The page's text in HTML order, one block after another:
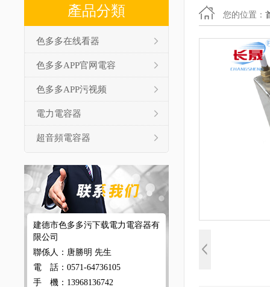
產品分類
色多多在线看器
色多多APP官网電容
色多多APP污视频
電力電容器
超音頻電容器
建德市色多多污下载電力電容器有
限公司
聯係人：唐勝明 先生
電 話：0571-64736105
手 機：13968136742
您的位置：